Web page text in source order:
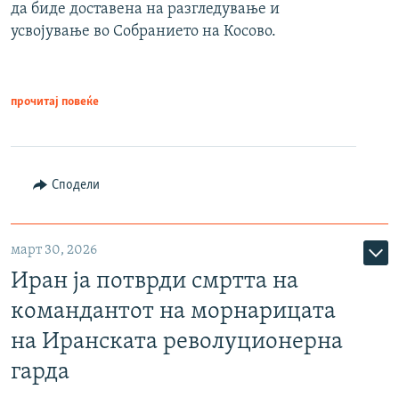
да биде доставена на разгледување и
усвојување во Собранието на Косово.
прочитај повеќе
Сподели
март 30, 2026
Иран ја потврди смртта на
командантот на морнарицата
на Иранската револуционерна
гарда